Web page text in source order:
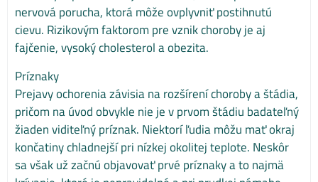
nervová porucha, ktorá môže ovplyvniť postihnutú
cievu. Rizikovým faktorom pre vznik choroby je aj
fajčenie, vysoký cholesterol a obezita.
Príznaky
Prejavy ochorenia závisia na rozšírení choroby a štádia,
pričom na úvod obvykle nie je v prvom štádiu badateľný
žiaden viditeľný príznak. Niektorí ľudia môžu mať okraj
končatiny chladnejší pri nízkej okolitej teplote. Neskôr
sa však už začnú objavovať prvé príznaky a to najmä